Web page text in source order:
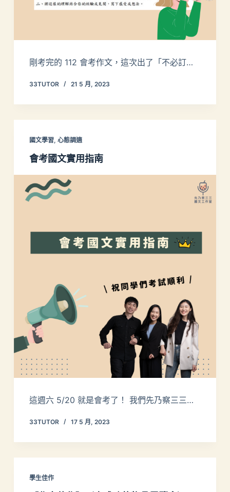
剛考完的 112 會考作文，這次出了「不必訂…
33TUTOR 21 5 月, 2023
國文學習, 心態調適
會考國文實用指南
這週六 5/20 就是會考了！ 我們先乃察三三…
33TUTOR 17 5 月, 2023
學生佳作